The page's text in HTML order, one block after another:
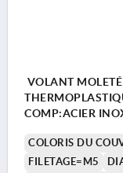
VOLANT
COMP:ACIER
COLORIS DU
FILETAGE=M5